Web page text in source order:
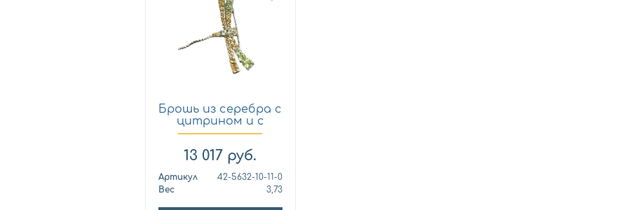
Брошь из серебра с
цитрином и с
хризо...
13 017 руб.
Артикул
42-5632-10-11-0
Вес
3,73